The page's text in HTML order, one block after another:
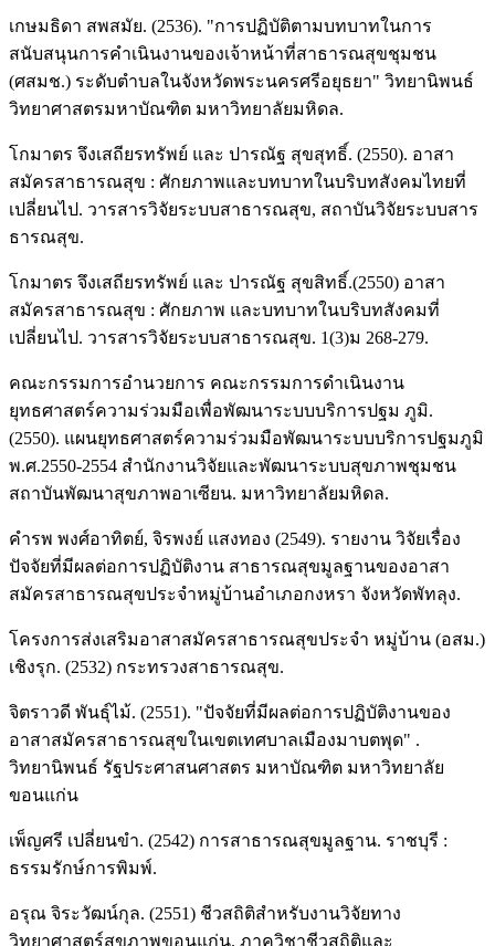
เกษมธิดา สพสมัย. (2536). "การปฏิบัติตามบทบาทในการ
สนับสนุนการคำเนินงานของเจ้าหน้าที่สาธารณสุขชุมชน
(ศสมช.) ระดับตำบลในจังหวัดพระนครศรีอยุธยา" วิทยานิพนธ์
วิทยาศาสตรมหาบัณฑิต มหาวิทยาลัยมหิดล.
โกมาตร จึงเสถียรทรัพย์ และ ปารณัฐ สุขสุทธิ์. (2550). อาสา
สมัครสาธารณสุข : ศักยภาพและบทบาทในบริบทสังคมไทยที่
เปลี่ยนไป. วารสารวิจัยระบบสาธารณสุข, สถาบันวิจัยระบบสาร
ธารณสุข.
โกมาตร จึงเสถียรทรัพย์ และ ปารณัฐ สุขสิทธิ์.(2550) อาสา
สมัครสาธารณสุข : ศักยภาพ และบทบาทในบริบทสังคมที่
เปลี่ยนไป. วารสารวิจัยระบบสาธารณสุข. 1(3)ม 268-279.
คณะกรรมการอำนวยการ คณะกรรมการดำเนินงาน
ยุทธศาสตร์ความร่วมมือเพื่อพัฒนาระบบบริการปฐม ภูมิ.
(2550). แผนยุทธศาสตร์ความร่วมมือพัฒนาระบบบริการปฐมภูมิ
พ.ศ.2550-2554 สำนักงานวิจัยและพัฒนาระบบสุขภาพชุมชน
สถาบันพัฒนาสุขภาพอาเซียน. มหาวิทยาลัยมหิดล.
คำรพ พงศ์อาทิตย์, จิรพงย์ แสงทอง (2549). รายงาน วิจัยเรื่อง
ปัจจัยที่มีผลต่อการปฏิบัติงาน สาธารณสุขมูลฐานของอาสา
สมัครสาธารณสุขประจำหมู่บ้านอำเภอกงหรา จังหวัดพัทลุง.
โครงการส่งเสริมอาสาสมัครสาธารณสุขประจำ หมู่บ้าน (อสม.)
เชิงรุก. (2532) กระทรวงสาธารณสุข.
จิตราวดี พันธุ์ไม้. (2551). "ปัจจัยที่มีผลต่อการปฏิบัติงานของ
อาสาสมัครสาธารณสุขในเขตเทศบาลเมืองมาบตพุด" .
วิทยานิพนธ์ รัฐประศาสนศาสตร มหาบัณฑิต มหาวิทยาลัย
ขอนแก่น
เพ็ญศรี เปลี่ยนขำ. (2542) การสาธารณสุขมูลฐาน. ราชบุรี :
ธรรมรักษ์การพิมพ์.
อรุณ จิระวัฒน์กุล. (2551) ชีวสถิติสำหรับงานวิจัยทาง
วิทยาศาสตร์สุขภาพขอนแก่น. ภาควิชาชีวสถิติและ